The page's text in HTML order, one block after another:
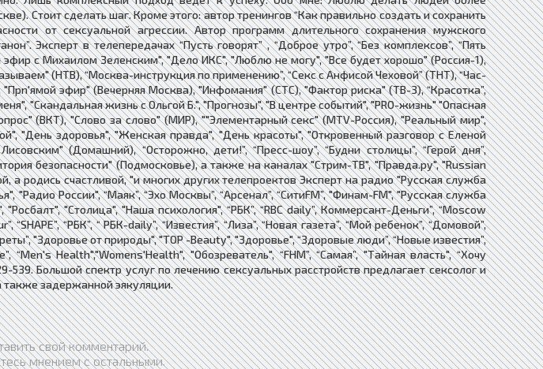
Стоит сделать шаг. Кроме этого: автор тренингов “Как правильно создать и сохранить
от сексуальной агрессии. Автор программ длительного сохранения мужского
Эксперт в телепередачах “Пусть говорят” , “Доброе утро”, “Без комплексов”, “Пять
с Михаилом Зеленским", "Дело ИКС", "Люблю не могу", "Все будет хорошо" (Россия-1),
(НТВ), “Москва-инструкция по применению”, “Секс с Анфисой Чеховой” (ТНТ), “Час-
эфир" (Вечерняя Москва), "Инфомания" (СТС), "Фактор риска" (ТВ-3), “Красотка”,
"Скандальная жизнь с Ольгой Б.", "Прогнозы", "В центре событий", "PRO-жизнь" "Опасная
(ВКТ), "Cлово за слово" (МИР), ""Элементарный секс" (MTV-Россия), "Реальный мир",
"День здоровья", "Женская правда", "День красоты", "Откровенный разговор с Еленой
(Домашний), “Осторожно, дети!”, “Пресс-шоу”, “Будни столицы”, “Герой дня”,
безопасности" (Подмосковье), а также на каналах "Стрим-ТВ", "Правда.ру", "Russian
родись счастливой, "и многих других телепроектов Эксперт на радио "Русская служба
"Радио России", “Маяк”, “Эхо Москвы”, “Арсенал”, “СитиFM”, "Финам-FM", "Русская служба
"Столица", "Наша психология", “РБК”, “RBC daily”, Коммерсант-Деньги”, “Moscow
“РБК”, “ РБК-daily”, “Известия”, “Лиза”, “Новая газета”, “Мой ребенок”, “Домовой”,
"Здоровье от природы", "TOP -Beauty", "Здоровье", “Здоровые люди”, “Новые известия”,
“Men's Health","Womens'Health", "Обозреватель", “FHM”, “Самая”, "Тайная власть", “Хочу
539. Большой спектр услуг по лечению сексуальных расстройств предлагает сексолог и
также задержанной эякуляции.
свой комментарий.
мнением с остальными.